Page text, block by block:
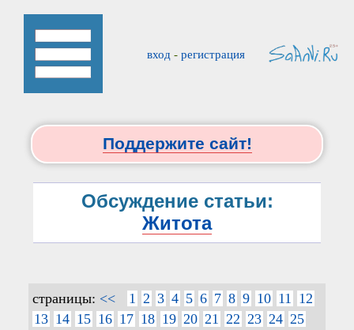
вход - регистрация
Поддержите сайт!
Обсуждение статьи:
Житота
страницы: << 1 2 3 4 5 6 7 8 9 10 11
12
13 14 15 16 17 18 19 20 21 22 23 24 25